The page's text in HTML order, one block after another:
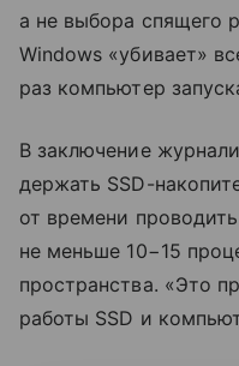
а не выбора спящего
Windows «убивает»
раз компьютер
В заключение
держать SSD-
от времени
не меньше 10−15
пространства. «Это
работы SSD и